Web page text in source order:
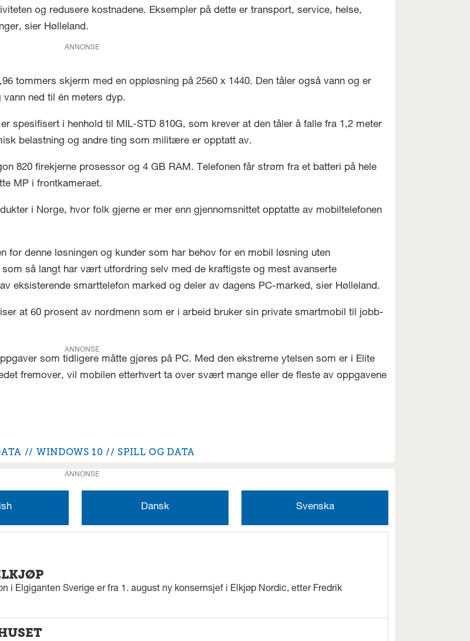
og redusere kostnadene. Eksempler på dette er transport, service, helse,
sier Hølleland.
ANNONSE
tommers skjerm med en oppløsning på 2560 x 1440. Den tåler også vann og er
ned til én meters dyp.
spesifisert i henhold til MIL-STD 810G, som krever at den tåler å falle fra 1,2 meter
belastning og andre ting som militære er opptatt av.
820 firekjerne prosessor og 4 GB RAM. Telefonen får strøm fra et batteri på hele
MP i frontkameraet.
i Norge, hvor folk gjerne er mer enn gjennomsnittet opptatte av mobiltelefonen
denne løsningen og kunder som har behov for en mobil løsning uten
så langt har vært utfordring selv med de kraftigste og mest avanserte
eksisterende smarttelefon marked og deler av dagens PC-marked, sier Hølleland.
at 60 prosent av nordmenn som er i arbeid bruker sin private smartmobil til jobb-
ANNONSE
som tidligere måtte gjøres på PC. Med den ekstreme ytelsen som er i Elite
fremover, vil mobilen etterhvert ta over svært mange eller de fleste av oppgavene
WINDOWS 10 SPILL OG DATA
ANNONSE
Dansk Svenska
i Elgiganten Sverige er fra 1. august ny konsernsjef i Elkjøp Nordic, etter Fredrik